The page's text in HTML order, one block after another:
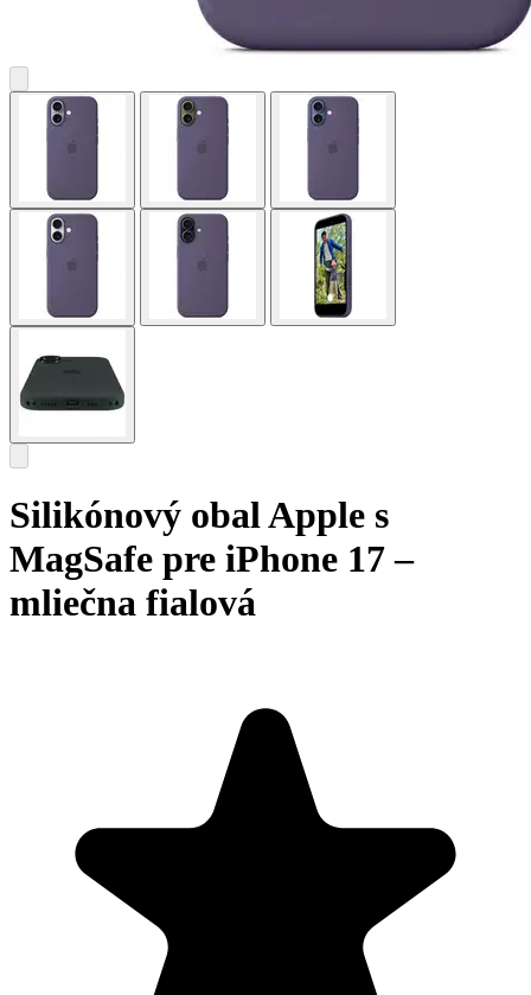
Silikónový obal Apple s
MagSafe pre iPhone 17 –
mliečna fialová